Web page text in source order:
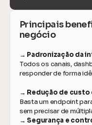
Principais
negócio
→ Padronização da
Todos os canais,
responder de forma
→ Redução de
Basta um endpoint
sem precisar de
→ Segurança e